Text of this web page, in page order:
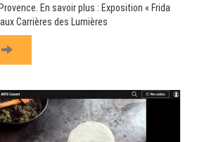
En savoir plus : Exposition « Frida
Carrières des Lumières